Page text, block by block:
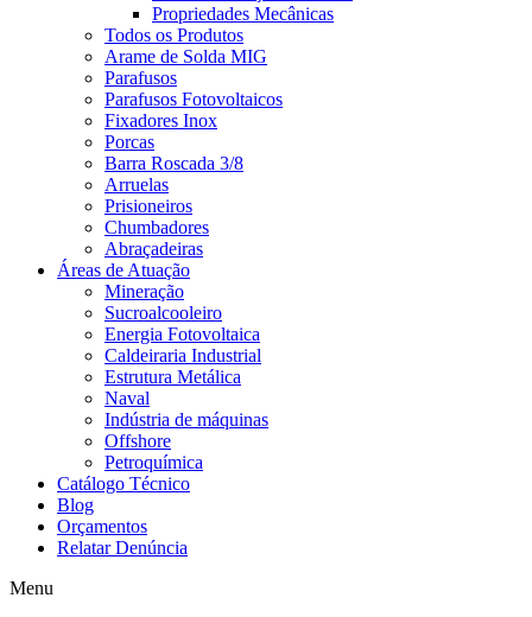
Propriedades Mecânicas
Todos os Produtos
Arame de Solda MIG
Parafusos
Parafusos Fotovoltaicos
Fixadores Inox
Porcas
Barra Roscada 3/8
Arruelas
Prisioneiros
Chumbadores
Abraçadeiras
Áreas de Atuação
Mineração
Sucroalcooleiro
Energia Fotovoltaica
Caldeiraria Industrial
Estrutura Metálica
Naval
Indústria de máquinas
Offshore
Petroquímica
Catálogo Técnico
Blog
Orçamentos
Relatar Denúncia
Menu